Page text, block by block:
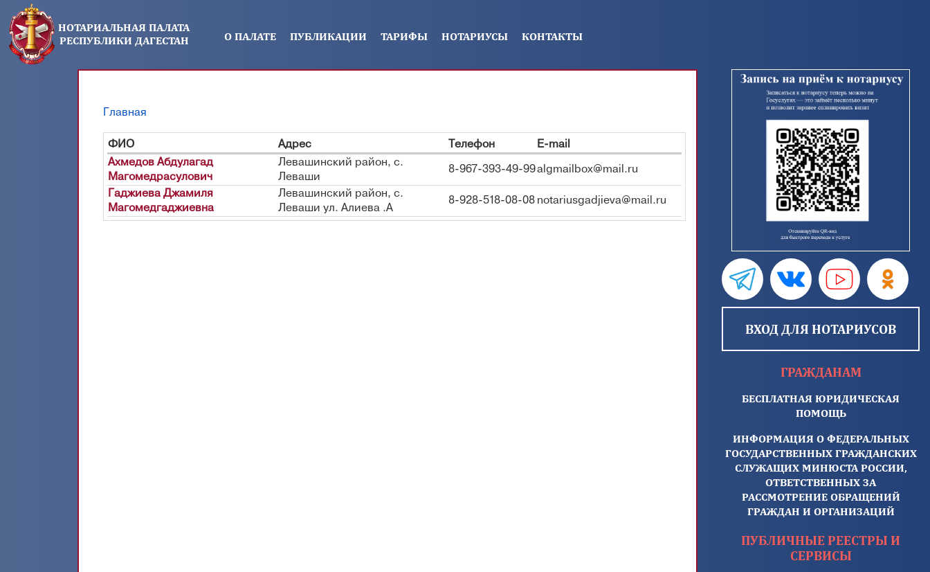
Перейти к основному содержанию
НОТАРИАЛЬНАЯ ПАЛАТА
РЕСПУБЛИКИ ДАГЕСТАН
О ПАЛАТЕ ПУБЛИКАЦИИ ТАРИФЫ НОТАРИУСЫ КОНТАКТЫ
Вы здесь
Главная
ФИО Адрес Телефон
E-mail
Ахмедов Абдулагад
Магомедрасулович
Левашинский район, с.
Леваши
8-967-393-49-99algmailbox@mail.ru
Гаджиева Джамиля
Магомедгаджиевна
Левашинский район, с.
Леваши ул. Алиева .А
8-928-518-08-08 notariusgadjieva@mail.ru
ВХОД ДЛЯ НОТАРИУСОВ
ГРАЖДАНАМ
БЕСПЛАТНАЯ ЮРИДИЧЕСКАЯ
ПОМОЩЬ
ИНФОРМАЦИЯ О ФЕДЕРАЛЬНЫХ
ГОСУДАРСТВЕННЫХ ГРАЖДАНСКИХ
СЛУЖАЩИХ МИНЮСТА РОССИИ,
ОТВЕТСТВЕННЫХ ЗА
РАССМОТРЕНИЕ ОБРАЩЕНИЙ
ГРАЖДАН И ОРГАНИЗАЦИЙ
ПУБЛИЧНЫЕ РЕЕСТРЫ И
СЕРВИСЫ